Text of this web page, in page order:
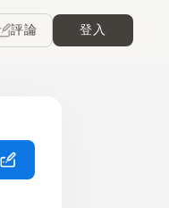
評論 登入